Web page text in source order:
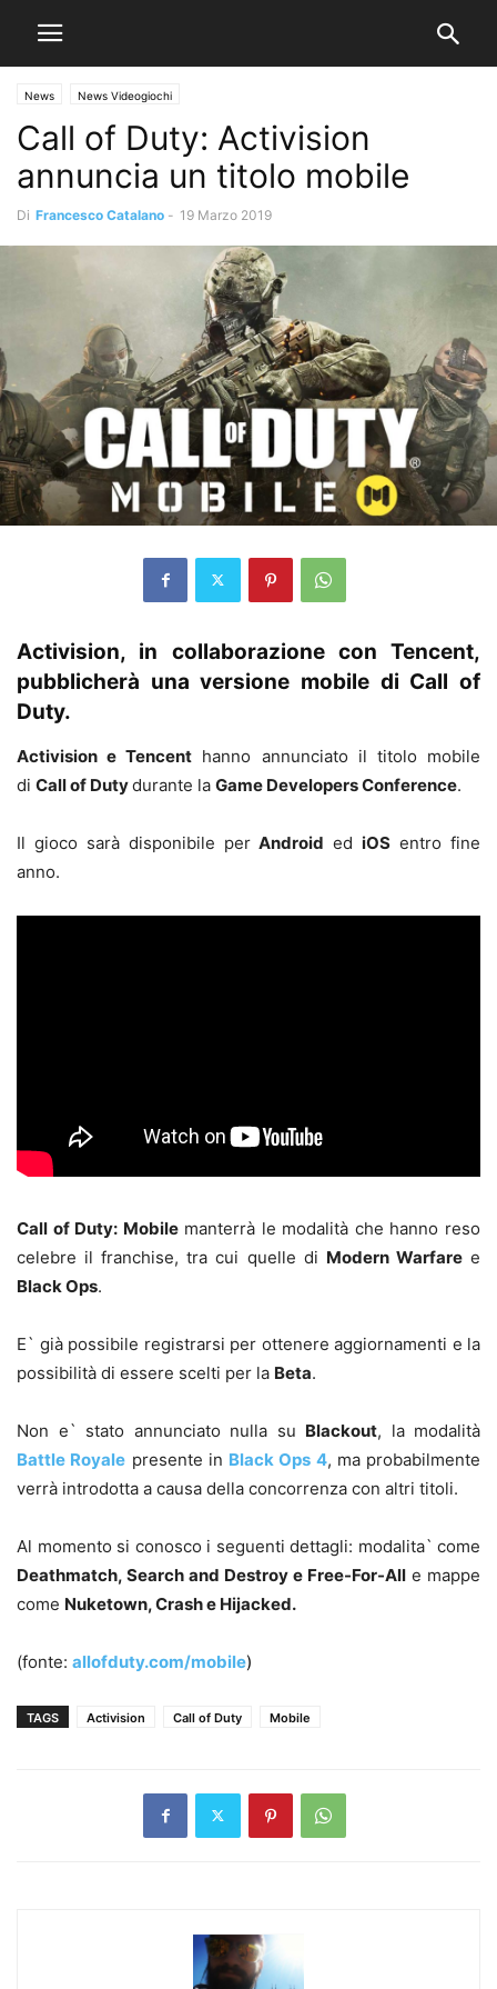
News News Videogiochi
Call of Duty: Activision
annuncia un titolo mobile
Di Francesco Catalano - 19 Marzo 2019
Activision, in collaborazione con Tencent,
pubblicherà una versione mobile di Call of
Duty.
Activision e Tencent hanno annunciato il titolo mobile
di Call of Dutydurante la Game Developers Conference.
Il gioco sarà disponibile perAndroid ediOS entro fine
anno.
Call of Duty: Mobilemanterrà le modalità che hanno reso
celebre il franchise, tra cui quelle di Modern Warfaree
Black Ops.
E` già possibile registrarsi per ottenere aggiornamenti e la
possibilità di essere scelti per la Beta.
Non e` stato annunciato nulla su Blackout, la modalità
Battle Royale presente in Black Ops 4, ma probabilmente
verrà introdotta a causa della concorrenza con altri titoli.
Al momento si conosco i seguenti dettagli: modalita` come
Deathmatch, Search and Destroy e Free-For-All e mappe
come Nuketown, Crash e Hijacked.
(fonte: allofduty.com/mobile)
TAGS Activision Call of Duty Mobile